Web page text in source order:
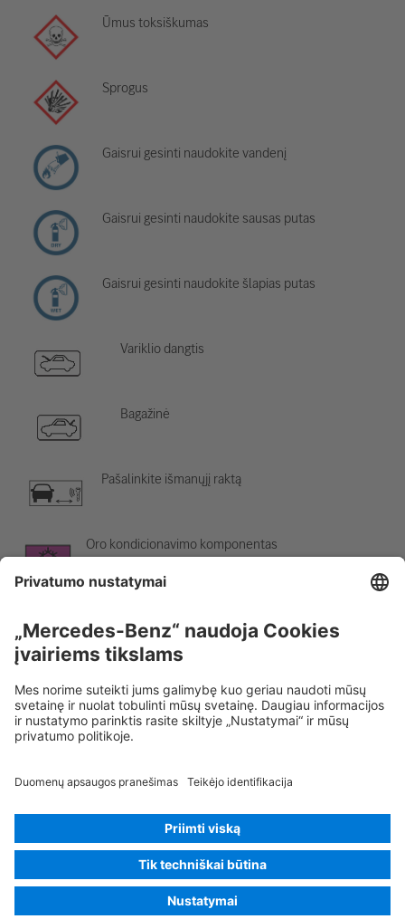
Ūmus toksiškumas
Sprogus
Gaisrui gesinti naudokite vandenį
Gaisrui gesinti naudokite sausas putas
Gaisrui gesinti naudokite šlapias putas
Variklio dangtis
Bagažinė
Pašalinkite išmanųjį raktą
Oro kondicionavimo komponentas
Nr.: 214.151
Pasirinkti kalbą
© 2026Mercedes-Benz AG
Tiekėjo pavadinimas
Slapukų nustatymai
Duomenų apsauga
Teisiniai nurodymai